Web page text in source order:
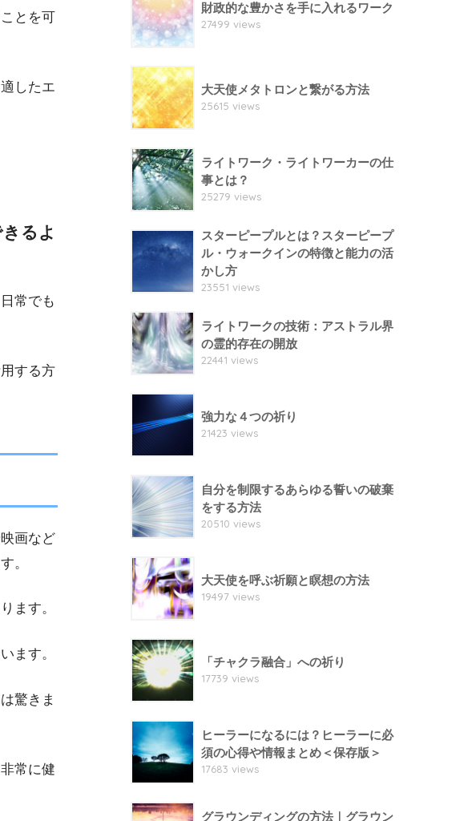
とを可
したエ
るよ
常でも
する方
画など
。
ます。
ます。
驚きま
常に健
財政的な豊かさを手に入れるワーク
27499 views
大天使メタトロンと繋がる方法
25615 views
ライトワーク・ライトワーカーの仕
事とは？
25279 views
スターピープルとは？スターピープ
ル・ウォークインの特徴と能力の活
かし方
23551 views
ライトワークの技術：アストラル界
の霊的存在の開放
22441 views
強力な４つの祈り
21423 views
自分を制限するあらゆる誓いの破棄
をする方法
20510 views
大天使を呼ぶ祈願と瞑想の方法
19497 views
「チャクラ融合」への祈り
17739 views
ヒーラーになるには？ヒーラーに必
須の心得や情報まとめ＜保存版＞
17683 views
グラウンディングの方法｜グラウン